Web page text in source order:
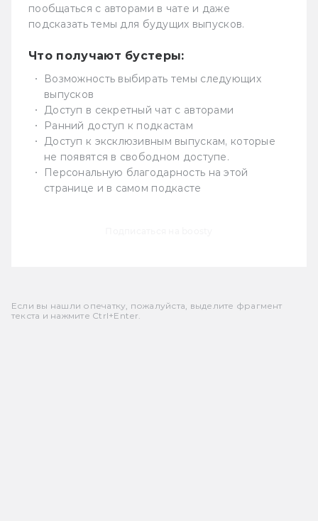
пообщаться с авторами в чате и даже
подсказать темы для будущих выпусков.
Что получают бустеры:
Возможность выбирать темы следующих
выпусков
Доступ в секретный чат с авторами
Ранний доступ к подкастам
Доступ к эксклюзивным выпускам, которые
не появятся в свободном доступе.
Персональную благодарность на этой
странице и в самом подкасте
Если вы нашли опечатку, пожалуйста, выделите фрагмент
текста и нажмите Ctrl+Enter.